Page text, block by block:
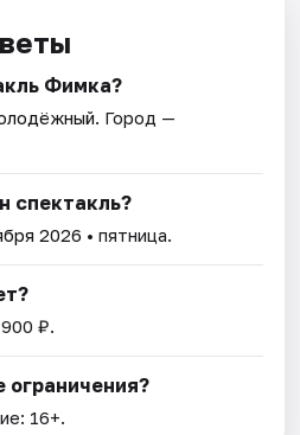
Фимка?
. Город —
спектакль?
2026 • пятница.
₽.
ограничения?
16+.